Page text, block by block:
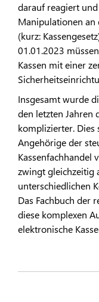
darauf reagiert
Manipulationen an
(kurz:
01.01.2023
Kassen mit einer
Insgesamt wurde
den letzten Jahren
komplizierter.
Angehörige der
Kassenfachhandel
zwingt gleichzeitig
unterschiedlichen
Das Fachbuch der
diese komplexen
elektronische